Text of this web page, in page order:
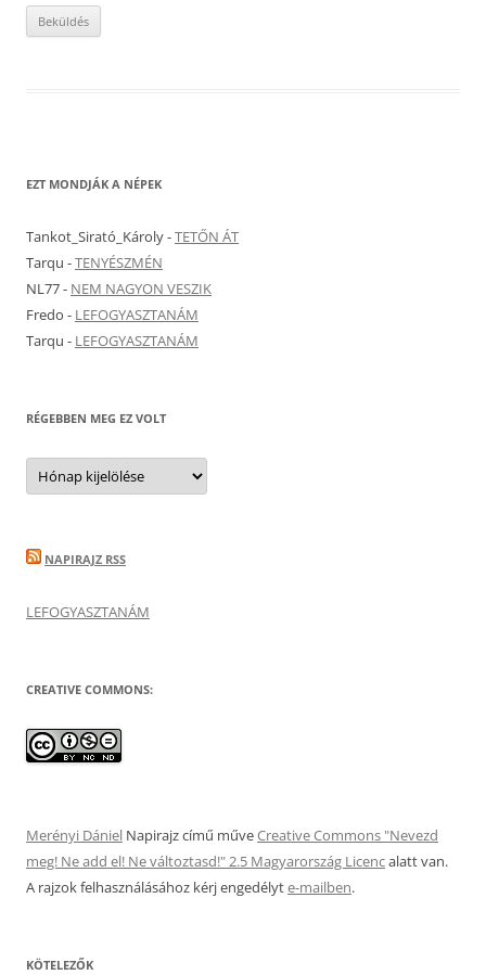
EZT MONDJÁK A NÉPEK
Tankot_Sirató_Károly-TETŐN ÁT
Tarqu -TENYÉSZMÉN
NL77- NEM NAGYON VESZIK
Fredo - LEFOGYASZTANÁM
Tarqu - LEFOGYASZTANÁM
RÉGEBBEN MEG EZ VOLT
Régebben
meg
ez
NAPIRAJZ RSS
LEFOGYASZTANÁM
CREATIVE COMMONS:
Merényi Dániel Napirajzcímű műveCreative Commons "Nevezd
meg! Ne add el! Ne változtasd!" 2.5 Magyarország Licencalatt van.
A rajzok felhasználásához kérj engedélyte-mailben.
KÖTELEZŐK